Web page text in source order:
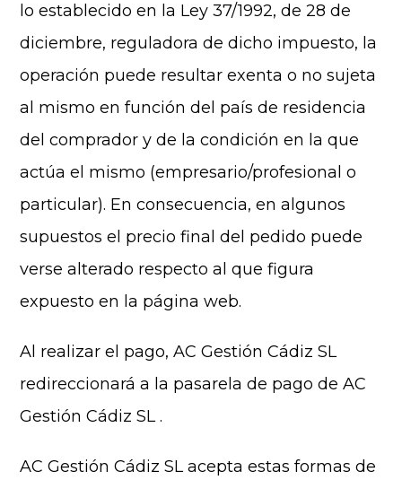
lo establecido en la Ley 37/1992, de 28 de
diciembre, reguladora de dicho impuesto, la
operación puede resultar exenta o no sujeta
al mismo en función del país de residencia
del comprador y de la condición en la que
actúa el mismo (empresario/profesional o
particular). En consecuencia, en algunos
supuestos el precio final del pedido puede
verse alterado respecto al que figura
expuesto en la página web.
Al realizar el pago, AC Gestión Cádiz SL
redireccionará a la pasarela de pago de AC
Gestión Cádiz SL .
AC Gestión Cádiz SL acepta estas formas de